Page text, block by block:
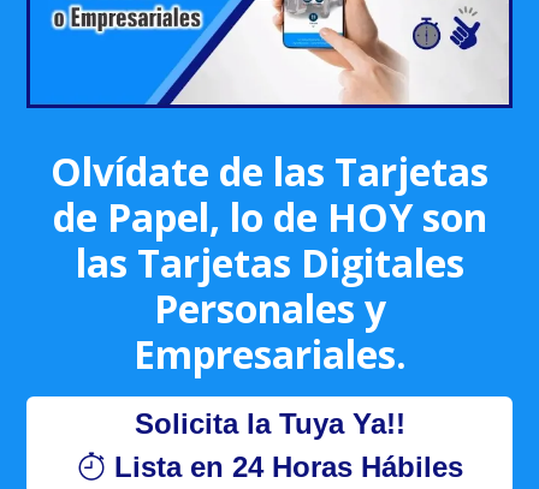
Olvídate de las Tarjetas
de Papel, lo de HOY son
las Tarjetas Digitales
Personales y
Empresariales.
Solicita la Tuya Ya!!
Lista en 24 Horas Hábiles